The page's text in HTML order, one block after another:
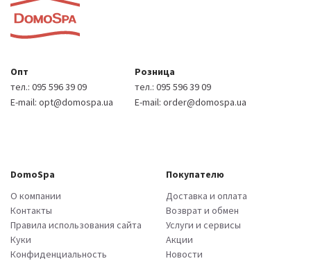
Опт
тел.: 095 596 39 09
E-mail: opt@domospa.ua
Розница
тел.: 095 596 39 09
E-mail: order@domospa.ua
DomoSpa
О компании
Контакты
Правила использования сайта
Куки
Конфиденциальность
Покупателю
Доставка и оплата
Возврат и обмен
Услуги и сервисы
Акции
Новости